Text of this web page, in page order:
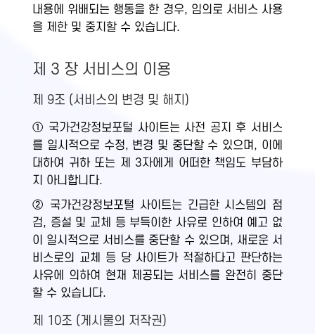
내용에 위배되는 행동을 한 경우, 임의로 서비스 사용
을 제한 및 중지할 수 있습니다.
제 3 장 서비스의 이용
제 9조 (서비스의 변경 및 해지)
① 국가건강정보포털 사이트는 사전 공지 후 서비스
를 일시적으로 수정, 변경 및 중단할 수 있으며, 이에
대하여 귀하 또는 제 3자에게 어떠한 책임도 부담하
지 아니합니다.
② 국가건강정보포털 사이트는 긴급한 시스템의 점
검, 증설 및 교체 등 부득이한 사유로 인하여 예고 없
이 일시적으로 서비스를 중단할 수 있으며, 새로운 서
비스로의 교체 등 당 사이트가 적절하다고 판단하는
사유에 의하여 현재 제공되는 서비스를 완전히 중단
할 수 있습니다.
제 10조 (게시물의 저작권)